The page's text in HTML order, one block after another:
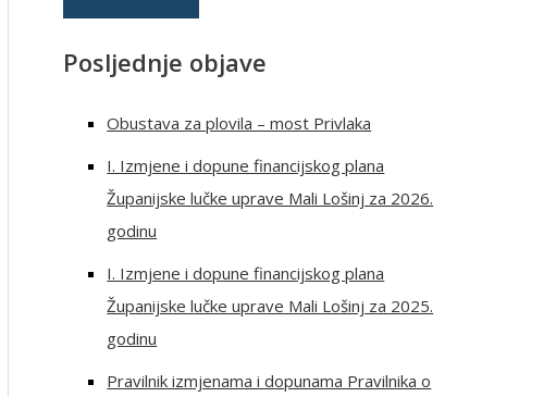
Posljednje objave
Obustava za plovila – most Privlaka
I. Izmjene i dopune financijskog plana
Županijske lučke uprave Mali Lošinj za 2026.
godinu
I. Izmjene i dopune financijskog plana
Županijske lučke uprave Mali Lošinj za 2025.
godinu
Pravilnik izmjenama i dopunama Pravilnika o